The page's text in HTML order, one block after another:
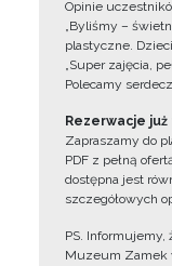
Opinie
„Byliśmy –
plastyczne.
„Super zajęcia,
Polecamy
Rezerwacje już
Zapraszamy do
PDF z pełną
dostępna jest
szczegółowych
PS. Informujemy,
Muzeum Zamek